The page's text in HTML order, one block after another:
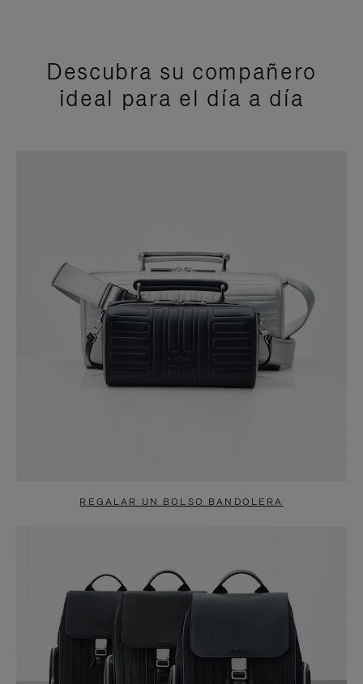
Descubra su compañero
ideal para el día a día
REGALAR UN BOLSO BANDOLERA